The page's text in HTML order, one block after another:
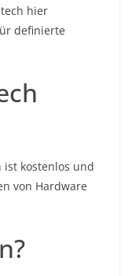
hier
definierte
ist kostenlos und
von Hardware